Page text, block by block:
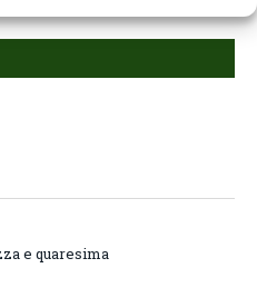
e quaresima